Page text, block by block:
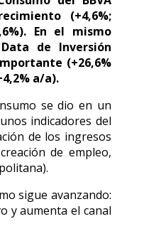
(+4,6%;
En el mismo
de Inversión
(+26,6%
a/a).
se dio en un
indicadores del
de los ingresos
de empleo,
sigue avanzando:
y aumenta el canal